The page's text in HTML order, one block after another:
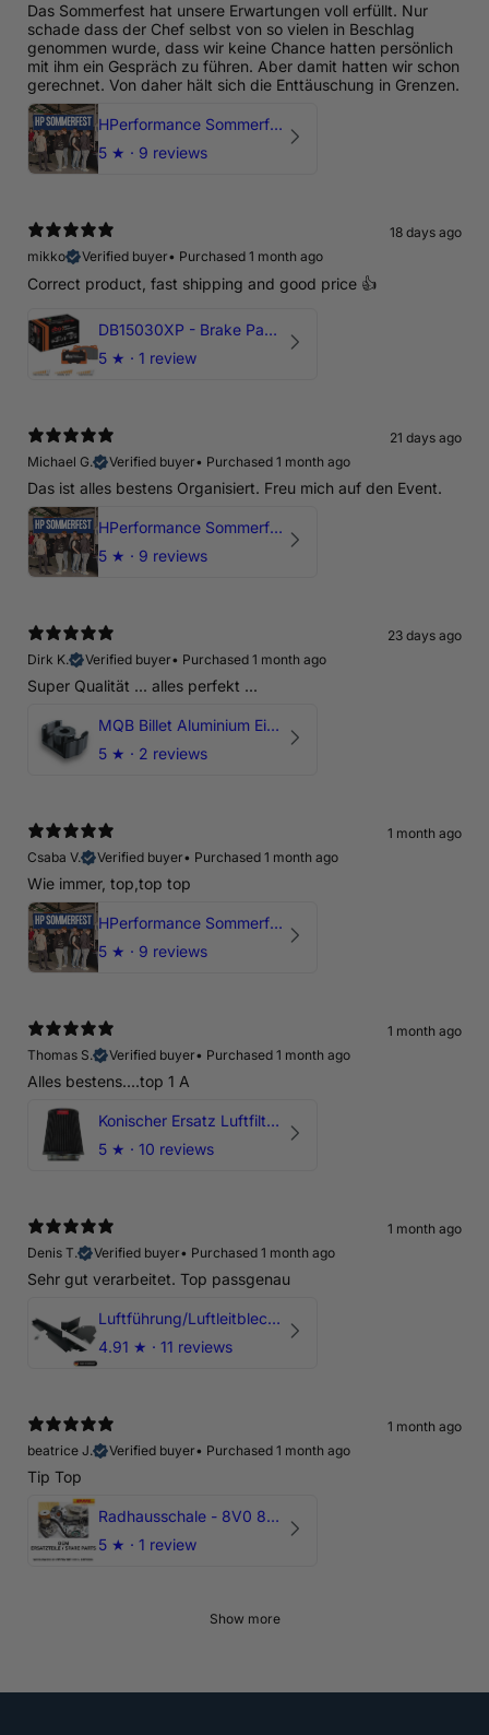
Das Sommerfest hat unsere Erwartungen voll erfüllt. Nur
schade dass der Chef selbst von so vielen in Beschlag
genommen wurde, dass wir keine Chance hatten persönlich
mit ihm ein Gespräch zu führen. Aber damit hatten wir schon
gerechnet. Von daher hält sich die Enttäuschung in Grenzen.
HPerformance Sommerfest 2026
5 ★ · 9 reviews
18 days ago
mikko
Verified buyer• Purchased 1 month ago
Correct product, fast shipping and good price 👍
DB15030XP - Brake Pads Xtreme Performance | Front Axle
5 ★ · 1 review
21 days ago
Michael G.
Verified buyer• Purchased 1 month ago
Das ist alles bestens Organisiert. Freu mich auf den Event.
HPerformance Sommerfest 2026
5 ★ · 9 reviews
23 days ago
Dirk K.
Verified buyer• Purchased 1 month ago
Super Qualität ... alles perfekt ...
MQB Billet Aluminium Einsatz Drehmomentstütze - DOGBONE für Audi RS3, TTRS, RSQ3
5 ★ · 2 reviews
1 month ago
Csaba V.
Verified buyer• Purchased 1 month ago
Wie immer, top,top top
HPerformance Sommerfest 2026
5 ★ · 9 reviews
1 month ago
Thomas S.
Verified buyer• Purchased 1 month ago
Alles bestens....top 1 A
Konischer Ersatz Luftfilter Pilz - 4" & 5" Offene Ansaugung
5 ★ · 10 reviews
1 month ago
Denis T.
Verified buyer• Purchased 1 month ago
Sehr gut verarbeitet. Top passgenau
Luftführung/Luftleitblech 5" 125mm offene Ansaugung HPerformance
4.91 ★ · 11 reviews
1 month ago
beatrice J.
Verified buyer• Purchased 1 month ago
Tip Top
Radhausschale - 8V0 821 191 C - Original Ersatzteil für Audi RS3 Sportback
5 ★ · 1 review
Show more